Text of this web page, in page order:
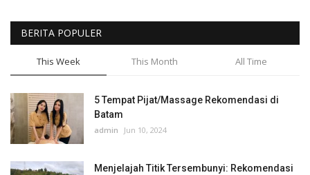
BERITA POPULER
This Week This Month All Time
5 Tempat Pijat/Massage Rekomendasi di
Batam
admin Jun 10, 2024
Menjelajah Titik Tersembunyi: Rekomendasi